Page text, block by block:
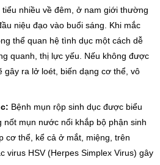
nhiều về đêm, ở nam giới thường
niệu đạo vào buổi sáng. Khi mắc
thể quan hệ tình dục một cách dễ
quanh, thị lực yếu. Nếu không được
gây ra lở loét, biến dạng cơ thể, vô
Bệnh mụn rộp sinh dục được biểu
nốt mụn nước nổi khắp bộ phận sinh
cơ thể, kể cả ở mắt, miệng, trên
virus HSV (Herpes Simplex Virus) gây